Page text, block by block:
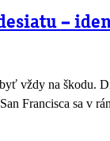
–
vždy na škodu.
Francisca sa v